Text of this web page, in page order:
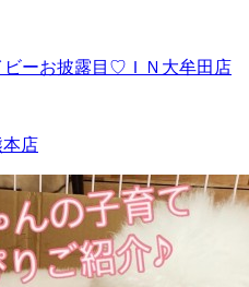
ビーお披露目♡ＩＮ大牟田店
店